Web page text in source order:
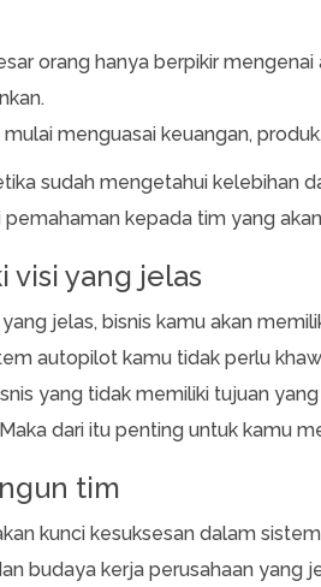
orang hanya berpikir
mulai menguasai keuangan,
sudah mengetahui kelebihan
kepada tim yang
visi yang jelas
jelas, bisnis kamu akan
autopilot kamu tidak perlu
yang tidak memiliki tujuan
dari itu penting untuk kamu
tim
kunci kesuksesan dalam
budaya kerja perusahaan yang